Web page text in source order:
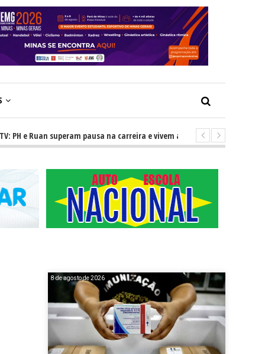
e Ruan superam pausa na carreira e vivem ascensão no cenário sertanejo
8 de agosto de 2026